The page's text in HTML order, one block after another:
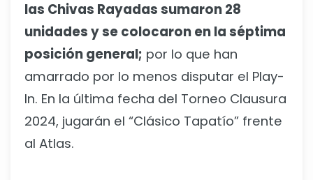
las Chivas Rayadas sumaron 28
unidades y se colocaron en la séptima
posición general; por lo que han
amarrado por lo menos disputar el Play-
In. En la última fecha del Torneo Clausura
2024, jugarán el “Clásico Tapatío” frente
al Atlas.